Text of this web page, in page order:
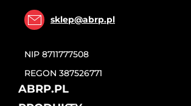
sklep@abrp.pl
NIP 8711777508
REGON 387526771
ABRP.PL